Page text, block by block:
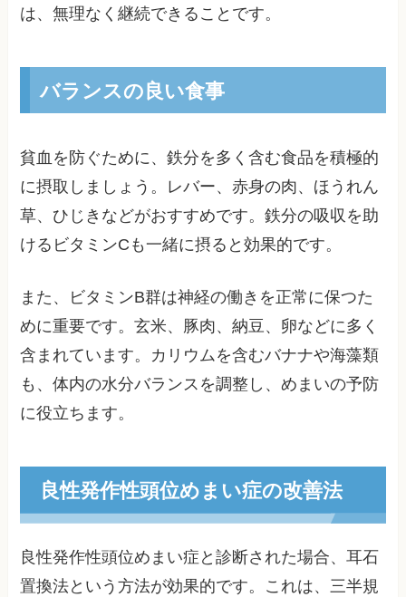
は、無理なく継続できることです。
バランスの良い食事
貧血を防ぐために、鉄分を多く含む食品を積極的
に摂取しましょう。レバー、赤身の肉、ほうれん
草、ひじきなどがおすすめです。鉄分の吸収を助
けるビタミンCも一緒に摂ると効果的です。
また、ビタミンB群は神経の働きを正常に保つた
めに重要です。玄米、豚肉、納豆、卵などに多く
含まれています。カリウムを含むバナナや海藻類
も、体内の水分バランスを調整し、めまいの予防
に役立ちます。
良性発作性頭位めまい症の改善法
良性発作性頭位めまい症と診断された場合、耳石
置換法という方法が効果的です。これは、三半規